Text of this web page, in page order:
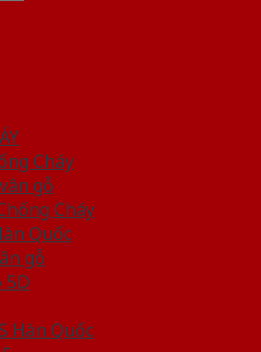
Cháy
gỗ
Cháy
Quốc
gỗ
5D
Hàn Quốc